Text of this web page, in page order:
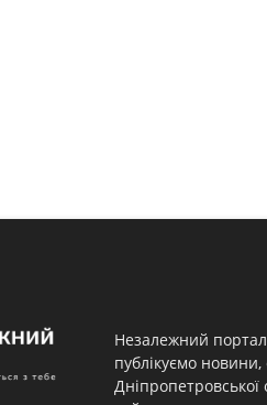
Незалежний
публікуємо
Дніпропетровської